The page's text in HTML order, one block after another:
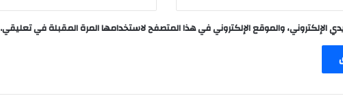
الإلكتروني، والموقع الإلكتروني في هذا المتصفح لاستخدامها المرة المقبلة في تعليقي.